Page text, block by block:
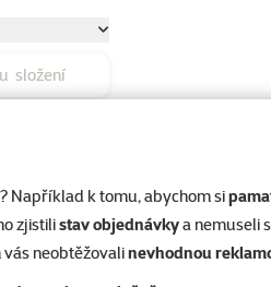
Například k tomu, abychom si
zjistilistav objednávkya nemuseli
neobtěžovalinevhodnou
0
0